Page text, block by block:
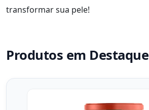
transformar sua pele!
Produtos em Destaque